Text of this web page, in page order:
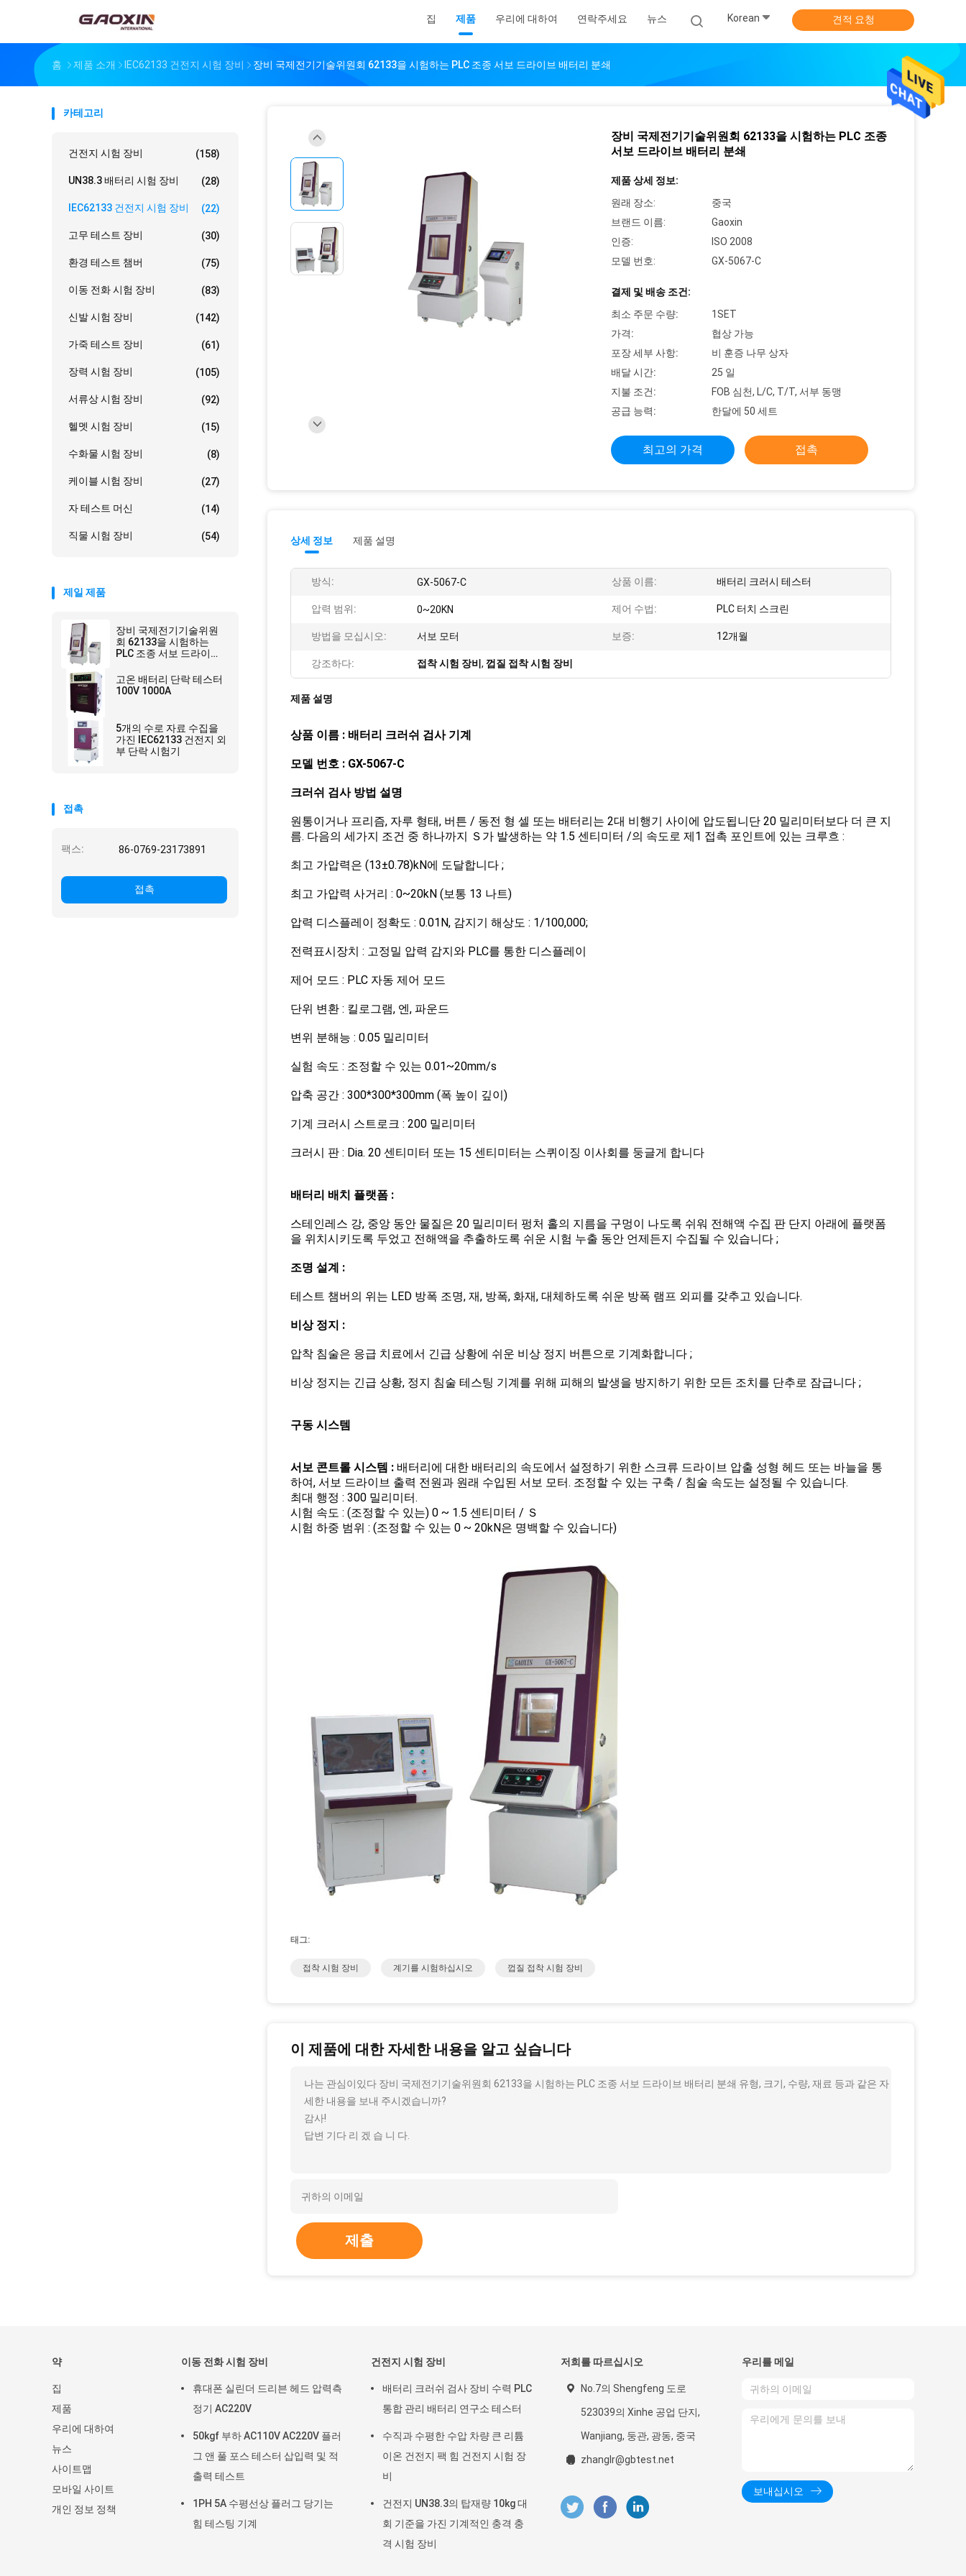
집 제품 우리에 대하여 연락주세요 뉴스 Korean 견적 요청
홈 제품 소개 IEC62133 건전지 시험 장비 장비 국제전기기술위원회 62133을 시험하는 PLC 조종 서보 드라이브 배터리 분쇄
카테고리
건전지 시험 장비 (158)
UN38.3 배터리 시험 장비 (28)
IEC62133 건전지 시험 장비 (22)
고무 테스트 장비 (30)
환경 테스트 챔버 (75)
이동 전화 시험 장비 (83)
신발 시험 장비 (142)
가죽 테스트 장비 (61)
장력 시험 장비 (105)
서류상 시험 장비 (92)
헬멧 시험 장비 (15)
수화물 시험 장비 (8)
케이블 시험 장비 (27)
자 테스트 머신 (14)
직물 시험 장비 (54)
제일 제품
장비 국제전기기술위원
회 62133을 시험하는
PLC 조종 서보 드라이브
고온 배터리 단락 테스터
100V 1000A
5개의 수로 자료 수집을
가진 IEC62133 건전지 외
부 단락 시험기
접촉
팩스: 86-0769-23173891
접촉
장비 국제전기기술위원회 62133을 시험하는 PLC 조종
서보 드라이브 배터리 분쇄
제품 상세 정보:
원래 장소:
중국
브랜드 이름:
Gaoxin
인증:
ISO 2008
모델 번호:
GX-5067-C
결제 및 배송 조건:
최소 주문 수량:
1SET
가격:
협상 가능
포장 세부 사항:
비 훈증 나무 상자
배달 시간:
25 일
지불 조건:
FOB 심천, L/C, T/T, 서부 동맹
공급 능력:
한달에 50 세트
최고의 가격 접촉
상세 정보 제품 설명
방식: GX-5067-C 상품 이름: 배터리 크러시 테스터
압력 범위: 0~20KN 제어 수법: PLC 터치 스크린
방법을 모십시오: 서보 모터 보증: 12개월
강조하다: 접착 시험 장비 , 껍질 접착 시험 장비
제품 설명
상품 이름 : 배터리 크러쉬 검사 기계
모델 번호 : GX-5067-C
크러쉬 검사 방법 설명
원통이거나 프리즘, 자루 형태, 버튼 / 동전 형 셀 또는 배터리는 2대 비행기 사이에 압도됩니단 20 밀리미터보다 더 큰 지
름. 다음의 세가지 조건 중 하나까지 Ｓ가 발생하는 약 1.5 센티미터 /의 속도로 제1 접촉 포인트에 있는 크루흐 :
최고 가압력은 (13±0.78)kN에 도달합니다 ;
최고 가압력 사거리 : 0~20kN (보통 13 나트)
압력 디스플레이 정확도 : 0.01N, 감지기 해상도 : 1/100,000;
전력표시장치 : 고정밀 압력 감지와 PLC를 통한 디스플레이
제어 모드 : PLC 자동 제어 모드
단위 변환 : 킬로그램, 엔, 파운드
변위 분해능 : 0.05 밀리미터
실험 속도 : 조정할 수 있는 0.01~20mm/s
압축 공간 : 300*300*300mm (폭 높이 깊이)
기계 크러시 스트로크 : 200 밀리미터
크러시 판 : Dia. 20 센티미터 또는 15 센티미터는 스퀴이징 이사회를 둥글게 합니다
배터리 배치 플랫폼 :
스테인레스 강, 중앙 동안 물질은 20 밀리미터 펑처 홀의 지름을 구멍이 나도록 쉬워 전해액 수집 판 단지 아래에 플랫폼
을 위치시키도록 두었고 전해액을 추출하도록 쉬운 시험 누출 동안 언제든지 수집될 수 있습니다 ;
조명 설계 :
테스트 챔버의 위는 LED 방폭 조명, 재, 방폭, 화재, 대체하도록 쉬운 방폭 램프 외피를 갖추고 있습니다.
비상 정지 :
압착 침술은 응급 치료에서 긴급 상황에 쉬운 비상 정지 버튼으로 기계화합니다 ;
비상 정지는 긴급 상황, 정지 침술 테스팅 기계를 위해 피해의 발생을 방지하기 위한 모든 조치를 단추로 잠급니다 ;
구동 시스템
서보 콘트롤 시스템 : 배터리에 대한 배터리의 속도에서 설정하기 위한 스크류 드라이브 압출 성형 헤드 또는 바늘을 통
하여, 서보 드라이브 출력 전원과 원래 수입된 서보 모터. 조정할 수 있는 구축 / 침술 속도는 설정될 수 있습니다.
최대 행정 : 300 밀리미터.
시험 속도 : (조정할 수 있는) 0 ~ 1.5 센티미터 / Ｓ
시험 하중 범위 : (조정할 수 있는 0 ~ 20kN은 명백할 수 있습니다)
태그:
접착 시험 장비 계기를 시험하십시오 껍질 접착 시험 장비
이 제품에 대한 자세한 내용을 알고 싶습니다
나는 관심이있다 장비 국제전기기술위원회 62133을 시험하는 PLC 조종 서보 드라이브 배터리 분쇄 유형, 크기, 수량, 재료 등과 같은 자
세한 내용을 보내 주시겠습니까?
감사!
답변 기다 리 겠 습 니 다.
제출
약
집
제품
우리에 대하여
뉴스
사이트맵
모바일 사이트
개인 정보 정책
이동 전화 시험 장비
휴대폰 실린더 드리븐 헤드 압력측
정기 AC220V
50kgf 부하 AC110V AC220V 플러
그 앤 풀 포스 테스터 삽입력 및 적
출력 테스트
1PH 5A 수평선상 플러그 당기는
힘 테스팅 기계
건전지 시험 장비
배터리 크러쉬 검사 장비 수력 PLC
통합 관리 배터리 연구소 테스터
수직과 수평한 수압 차량 큰 리튬
이온 건전지 팩 힘 건전지 시험 장
비
건전지 UN38.3의 탑재량 10kg 대
회 기준을 가진 기계적인 충격 충
격 시험 장비
저희를 따르십시오
No.7의 Shengfeng 도로
523039의 Xinhe 공업 단지,
Wanjiang, 둥관, 광동, 중국
zhanglr@gbtest.net
우리를 메일
보내십시오